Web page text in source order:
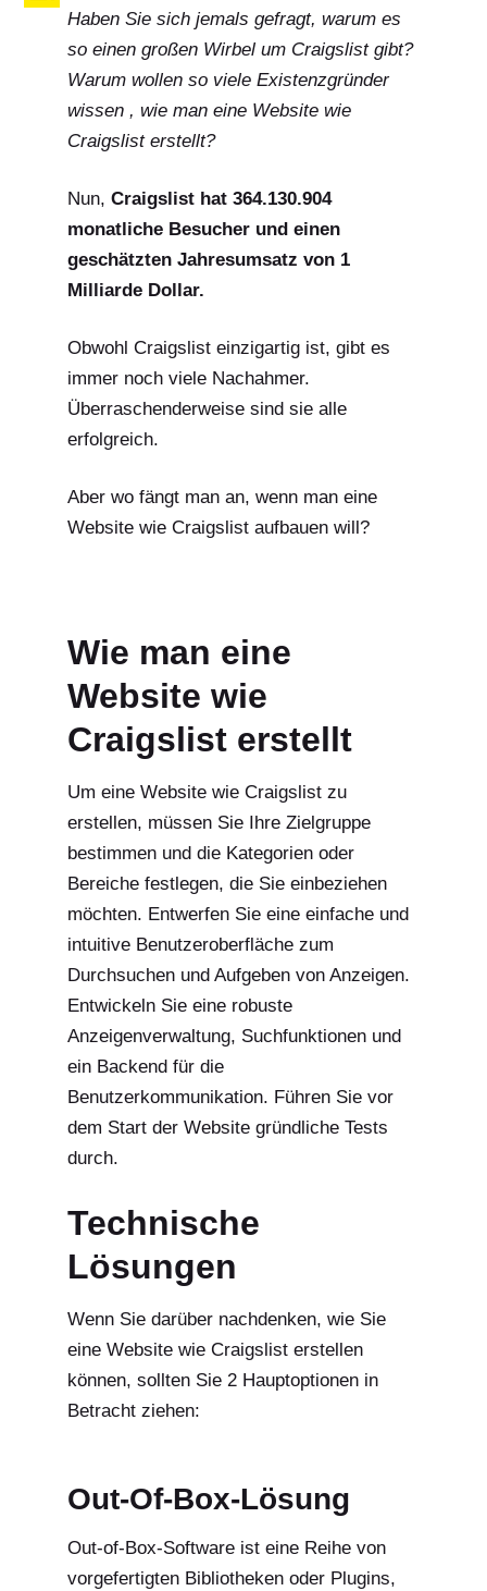
Haben Sie sich jemals gefragt, warum es
so einen großen Wirbel um Craigslist gibt?
Warum wollen so viele Existenzgründer
wissen , wie man eine Website wie
Craigslist erstellt?
Nun, Craigslist hat 364.130.904
monatliche Besucher und einen
geschätzten Jahresumsatz von 1
Milliarde Dollar.
Obwohl Craigslist einzigartig ist, gibt es
immer noch viele Nachahmer.
Überraschenderweise sind sie alle
erfolgreich.
Aber wo fängt man an, wenn man eine
Website wie Craigslist aufbauen will?
Wie man eine
Website wie
Craigslist erstellt
Um eine Website wie Craigslist zu
erstellen, müssen Sie Ihre Zielgruppe
bestimmen und die Kategorien oder
Bereiche festlegen, die Sie einbeziehen
möchten. Entwerfen Sie eine einfache und
intuitive Benutzeroberfläche zum
Durchsuchen und Aufgeben von Anzeigen.
Entwickeln Sie eine robuste
Anzeigenverwaltung, Suchfunktionen und
ein Backend für die
Benutzerkommunikation. Führen Sie vor
dem Start der Website gründliche Tests
durch.
Technische
Lösungen
Wenn Sie darüber nachdenken, wie Sie
eine Website wie Craigslist erstellen
können, sollten Sie 2 Hauptoptionen in
Betracht ziehen:
Out-Of-Box-Lösung
Out-of-Box-Software ist eine Reihe von
vorgefertigten Bibliotheken oder Plugins,